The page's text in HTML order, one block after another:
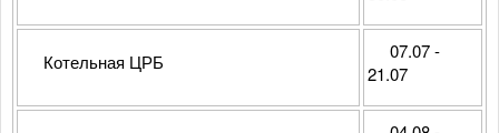
Котельная ЦРБ
07.07 -
21.07